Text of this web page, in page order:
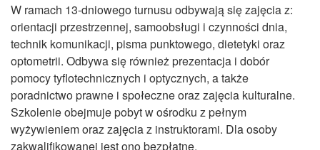
W ramach 13-dniowego turnusu odbywają się zajęcia z:
orientacji przestrzennej, samoobsługi i czynności dnia,
technik komunikacji, pisma punktowego, dietetyki oraz
optometrii. Odbywa się również prezentacja i dobór
pomocy tyflotechnicznych i optycznych, a także
poradnictwo prawne i społeczne oraz zajęcia kulturalne.
Szkolenie obejmuje pobyt w ośrodku z pełnym
wyżywieniem oraz zajęcia z instruktorami. Dla osoby
zakwalifikowanej jest ono bezpłatne.